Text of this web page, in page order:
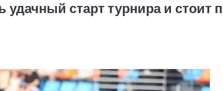
удачный старт турнира и